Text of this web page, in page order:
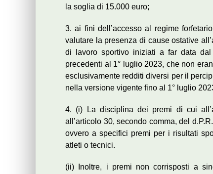
la soglia di 15.000 euro;
3. ai fini dell’accesso al regime
valutare la presenza di cause ostative
di lavoro sportivo iniziati a far data
precedenti al 1° luglio 2023, che non
esclusivamente redditi diversi per il
nella versione vigente fino al 1° luglio
4. (i) La disciplina dei premi di cui
all’articolo 30, secondo comma, del
ovvero a specifici premi per i risultati
atleti o tecnici.
(ii) Inoltre, i premi non corrisposti a